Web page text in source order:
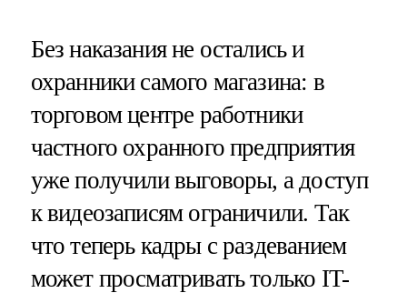
Без наказания не остались и
охранники самого магазина: в
торговом центре работники
частного охранного предприятия
уже получили выговоры, а доступ
к видеозаписям ограничили. Так
что теперь кадры с раздеванием
может просматривать только IT-